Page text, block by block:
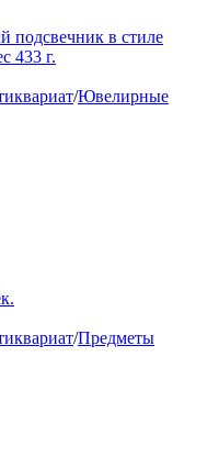
подсвечник в стиле
433 г.
/Ювелирные
/Предметы